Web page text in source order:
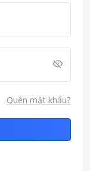
Quên mật khẩu?